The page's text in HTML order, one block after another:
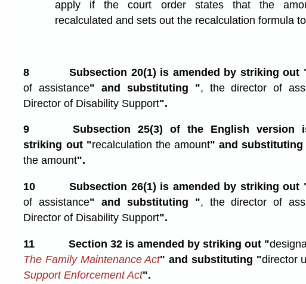
apply if the court order states that the
recalculated and sets out the recalculation formula
8 Subsection 20(1) is amended by striking out
of assistance" and substituting ", the director of
Director of Disability Support".
9
Subsection 25(3) of the English version
striking out "recalculation the amount" and substituting
the amount".
10 Subsection 26(1) is amended by striking out
of assistance" and substituting ", the director of
Director of Disability Support".
11 Section 32 is amended by striking out "
The Family Maintenance Act" and substituting "director
Support Enforcement Act".